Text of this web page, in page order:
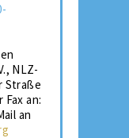
NLZ-
Straße
Fax an:
an